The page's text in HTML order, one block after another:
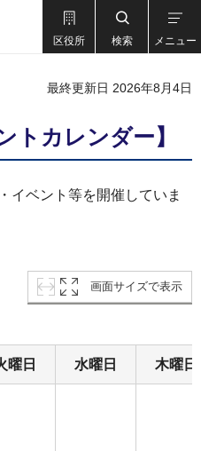
区役所 検索 メニュー
最終更新日 2026年8月4日
トカレンダー】
イベント等を開催していま
画面サイズで表示
曜日 水曜日 木曜日